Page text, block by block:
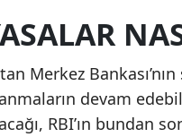
Merkez
devam
RBI’ın bundan